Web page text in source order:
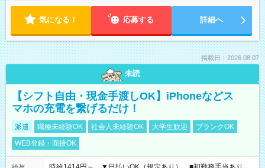
気になる！ 応募する 詳細へ
掲載日：2026.08.07
未読
【シフト自由・現金手渡しOK】iPhoneなどス
マホの充電を繋げるだけ！
派遣 職種未経験OK 社会人未経験OK 大学生歓迎
ブランクOK
WEB登録・面接OK